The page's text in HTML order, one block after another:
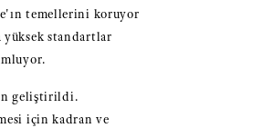
temellerini koruyor
standartlar
geliştirildi.
için kadran ve